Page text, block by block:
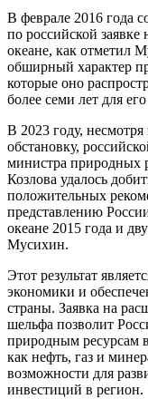
В феврале 2016 года
по российской
океане, как отметил
обширный характер
которые оно
более семи лет для
В 2023 году,
обстановку,
министра природных
Козлова удалось
положительных
представлению
океане 2015 года и
Мусихин.
Этот результат
экономики и
страны. Заявка на
шельфа позволит
природным ресурсам
как нефть, газ и
возможности для
инвестиций в регион.